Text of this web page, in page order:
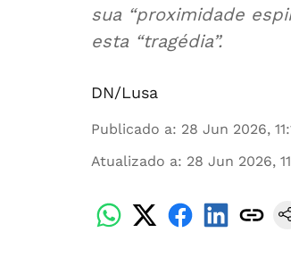
sua “proximidade
esta “tragédia”.
DN/Lusa
Publicado a: 28 Jun 2026,
Atualizado a: 28 Jun 2026,